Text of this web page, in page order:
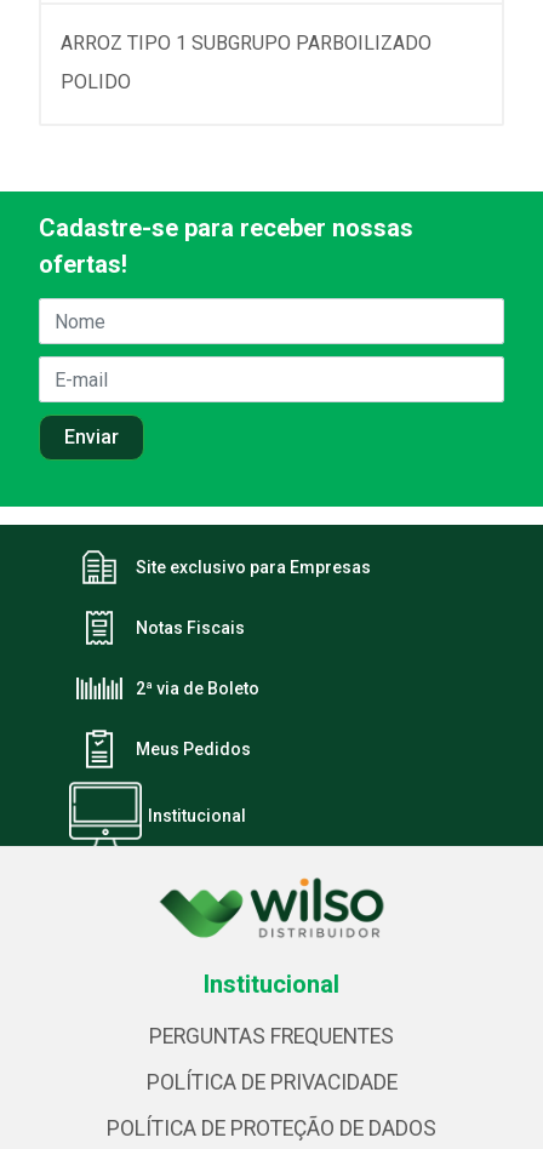
ARROZ TIPO 1 SUBGRUPO PARBOILIZADO
POLIDO
Cadastre-se para receber nossas
ofertas!
Site exclusivo para Empresas
Notas Fiscais
2ª via de Boleto
Meus Pedidos
Institucional
Institucional
PERGUNTAS FREQUENTES
POLÍTICA DE PRIVACIDADE
POLÍTICA DE PROTEÇÃO DE DADOS